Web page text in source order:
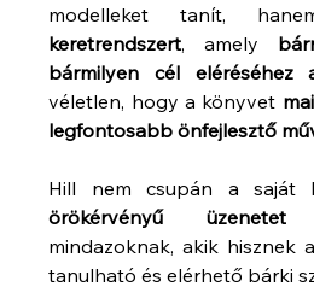
modelleket tanít,
keretrendszert, amely
bármilyen cél eléréséhez
véletlen, hogy a könyvet
legfontosabb önfejlesztő
Hill nem csupán a saját
örökérvényű
mindazoknak, akik hisznek
tanulható és elérhető bárki